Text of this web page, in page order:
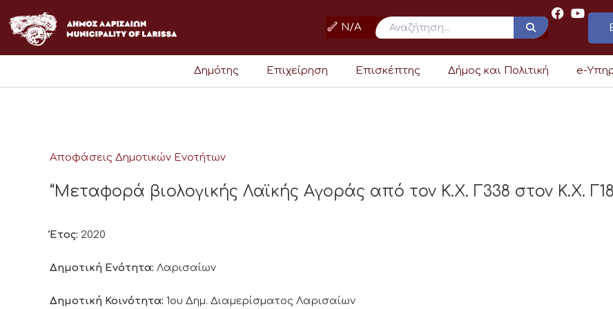
στο
περιεχόμενο
N/A
Δημότης Επιχείρηση Επισκέπτης Δήμος και Πολιτική e-
Αποφάσεις Δημοτικών Ενοτήτων
“Μεταφορά βιολογικής Λαϊκής Αγοράς από τον Κ.Χ. Γ338 στον Κ.Χ.
Έτος: 2020
Δημοτική Ενότητα: Λαρισαίων
Δημοτική Κοινότητα: 1ου Δημ. Διαμερίσματος Λαρισαίων